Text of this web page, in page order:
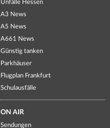
Unfälle Hessen
A3 News
A5 News
A661 News
Günstig tanken
Parkhäuser
Flugplan Frankfurt
Schulausfälle
ON AIR
Sendungen